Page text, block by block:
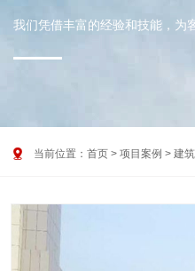
我们凭借丰富的经验和技能，为
 当前位置： 首页 > 项目案例 > 建